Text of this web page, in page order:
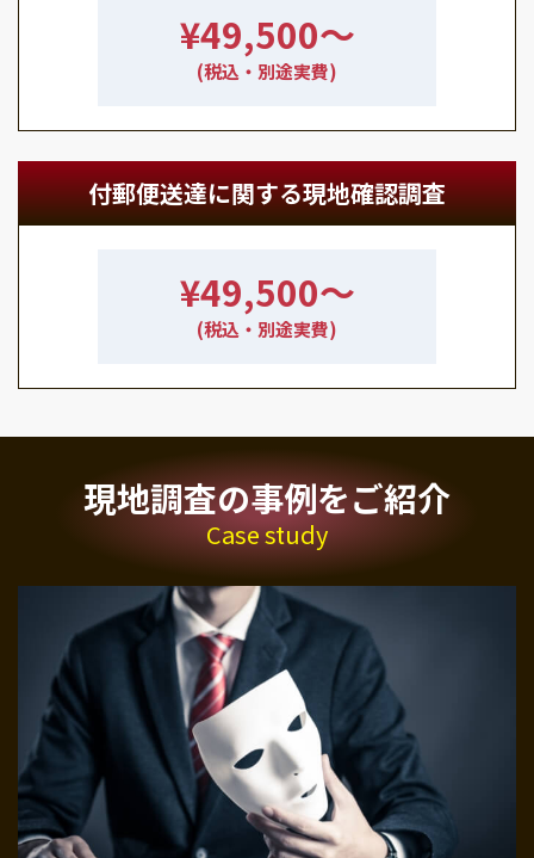
¥49,500〜
(税込・別途実費)
付郵便送達に関する現地確認調査
¥49,500〜
(税込・別途実費)
現地調査の事例をご紹介
Case study